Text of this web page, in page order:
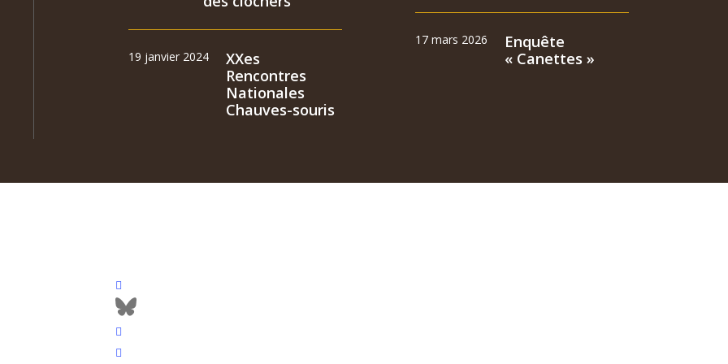
19 janvier 2024
XXes
Rencontres
Nationales
Chauves-souris
17 mars 2026
Enquête
« Canettes »
facebook
bluesky
vimeo
RSS